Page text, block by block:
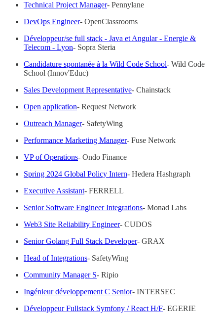
Technical Project Manager- Pennylane
DevOps Engineer- OpenClassrooms
Développeur/se full stack - Java et Angular - Energie &
Telecom - Lyon- Sopra Steria
Candidature spontanée à la Wild Code School- Wild Code
School (Innov'Educ)
Sales Development Representative- Chainstack
Open application- Request Network
Outreach Manager- SafetyWing
Performance Marketing Manager- Fuse Network
VP of Operations- Ondo Finance
Spring 2024 Global Policy Intern- Hedera Hashgraph
Executive Assistant- FERRELL
Senior Software Engineer Integrations- Monad Labs
Web3 Site Reliability Engineer- CUDOS
Senior Golang Full Stack Developer- GRAX
Head of Integrations- SafetyWing
Community Manager S- Ripio
Ingénieur développement C Senior- INTERSEC
Développeur Fullstack Symfony / React H/F- EGERIE